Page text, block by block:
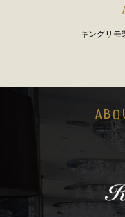
キングリモ